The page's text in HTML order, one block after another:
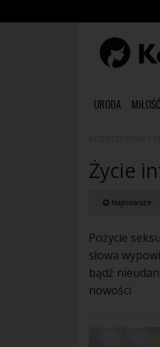
URODA MIŁOŚĆ
Życie
Najnowsze
Pożycie
słowa
bądź
nowości